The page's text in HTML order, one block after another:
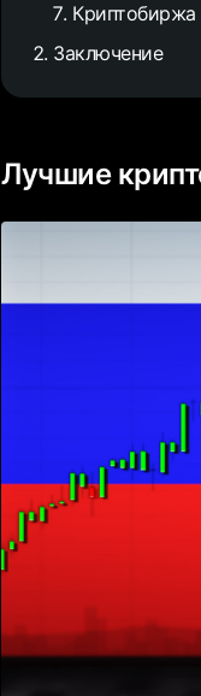
Криптобиржа
Заключение
Лучшие